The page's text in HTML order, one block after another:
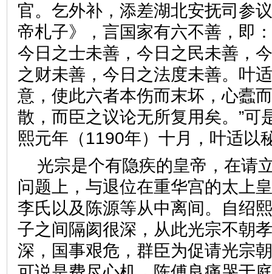
官。乞外补，添差湖北安抚司参
帝札子》，言国家有六不善，即
今日之士未善，今日之民未善，
之财未善，今日之法度未善。叶
意，使此六者本伤而末坏，心蠹
散，而臣之议论无所复用矣。”可
熙元年（1190年）十月，叶适以
光宗是个有隐疾的皇帝，在请
问题上，与退位在重华宫的太上
李氏以及陈源等从中离间。自绍
子之间隔阂很深，从此光宗不朝
深，国事艰危，群臣为促请光宗